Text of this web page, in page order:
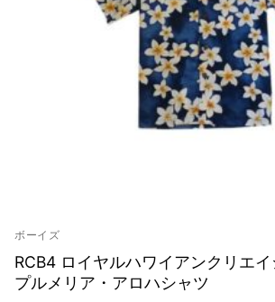
ボーイズ
RCB4 ロイヤルハワイアンクリエ
プルメリア・アロハシャツ